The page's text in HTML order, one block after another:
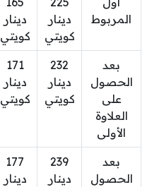
المربوط
دينار
كويتي
دينار
كويتي
بعد
الحصول
على
العلاوة
الأولى
232
دينار
كويتي
171
دينار
كويتي
بعد
الحصول
239
دينار
177
دينار